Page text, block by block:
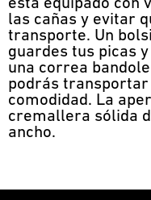
las cañas y evitar
transporte. Un
guardes tus picas
una correa
podrás
comodidad. La
cremallera sólida
ancho.